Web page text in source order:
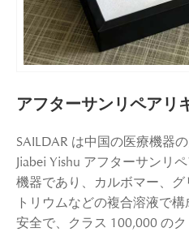
アフターサンリペアリ
SAILDAR は中国の医療機器
Jiabei Yishu アフターサンリ
機器であり、カルボマー、
トリウムなどの複合溶液で
安全で、クラス 100,000 のク